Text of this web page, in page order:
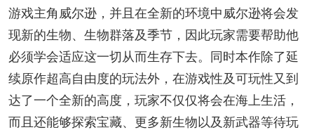
游戏主角威尔逊，并且在全新的环境中威尔逊将会发
现新的生物、生物群落及季节，因此玩家需要帮助他
必须学会适应这一切从而生存下去。同时本作除了延
续原作超高自由度的玩法外，在游戏性及可玩性又到
达了一个全新的高度，玩家不仅仅将会在海上生活，
而且还能够探索宝藏、更多新生物以及新武器等待玩